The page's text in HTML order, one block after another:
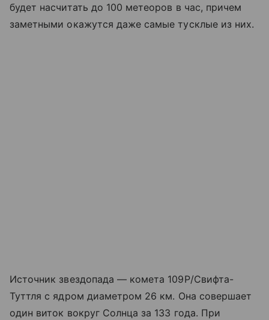
будет насчитать до 100 метеоров в час, причем
заметными окажутся даже самые тусклые из них.
Источник звездопада — комета 109P/Свифта-
Туттля с ядром диаметром 26 км. Она совершает
один виток вокруг Солнца за 133 года. При